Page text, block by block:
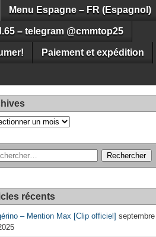
Menu Espagne – FR (Espagnol)
– telegram @cmmtop25
Paiement et expédition
récents
– Mention Max [Clip officiel] septembre